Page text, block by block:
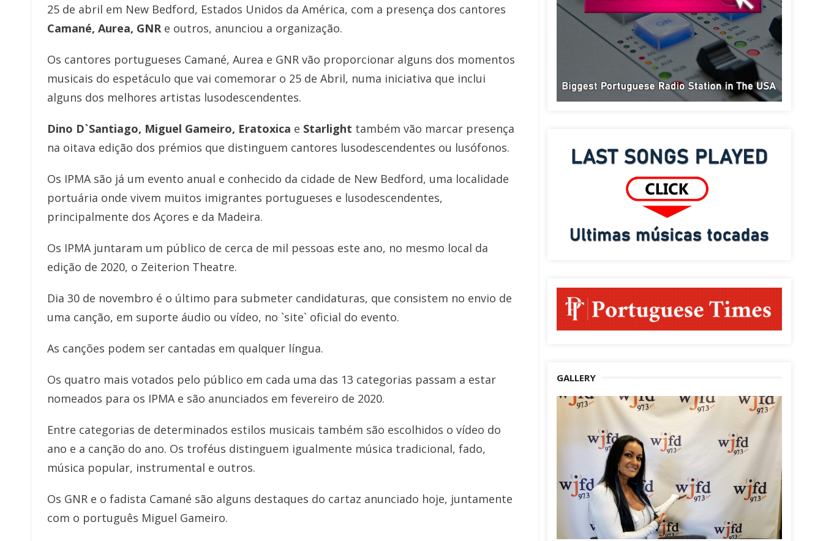
25 de abril em New Bedford, Estados Unidos da América, com a presença dos cantores
Camané, Aurea, GNR e outros, anunciou a organização.
Os cantores portugueses Camané, Aurea e GNR vão proporcionar alguns dos momentos
musicais do espetáculo que vai comemorar o 25 de Abril, numa iniciativa que inclui
alguns dos melhores artistas lusodescendentes.
Dino D`Santiago, Miguel Gameiro, Eratoxica e Starlight também vão marcar presença
na oitava edição dos prémios que distinguem cantores lusodescendentes ou lusófonos.
Os IPMA são já um evento anual e conhecido da cidade de New Bedford, uma localidade
portuária onde vivem muitos imigrantes portugueses e lusodescendentes,
principalmente dos Açores e da Madeira.
Os IPMA juntaram um público de cerca de mil pessoas este ano, no mesmo local da
edição de 2020, o Zeiterion Theatre.
Dia 30 de novembro é o último para submeter candidaturas, que consistem no envio de
uma canção, em suporte áudio ou vídeo, no `site` oficial do evento.
As canções podem ser cantadas em qualquer língua.
Os quatro mais votados pelo público em cada uma das 13 categorias passam a estar
nomeados para os IPMA e são anunciados em fevereiro de 2020.
Entre categorias de determinados estilos musicais também são escolhidos o vídeo do
ano e a canção do ano. Os troféus distinguem igualmente música tradicional, fado,
música popular, instrumental e outros.
Os GNR e o fadista Camané são alguns destaques do cartaz anunciado hoje, juntamente
com o português Miguel Gameiro.
GALLERY